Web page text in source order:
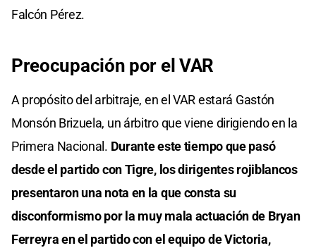
Falcón Pérez.
Preocupación por el VAR
A propósito del arbitraje, en el VAR estará Gastón
Monsón Brizuela, un árbitro que viene dirigiendo en la
Primera Nacional. Durante este tiempo que pasó
desde el partido con Tigre, los dirigentes rojiblancos
presentaron una nota en la que consta su
disconformismo por la muy mala actuación de Bryan
Ferreyra en el partido con el equipo de Victoria,